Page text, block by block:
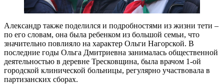
Александр также поделился и подробностями из жизни тети –
по его словам, она была ребенком из большой семьи, что
значительно повлияло на характер Ольги Нагорской. В
последние годы Ольга Дмитриевна занималась общественной
деятельностью в деревне Тресковщина, была врачом 1-ой
городской клинической больницы, регулярно участвовала в
партизанских сборах.